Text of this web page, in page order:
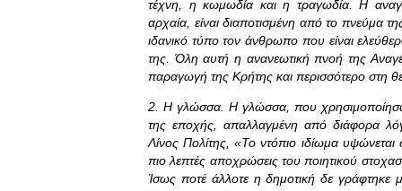
τέχνη, η κωμωδία και η τραγωδία. Η
αρχαία, είναι διαποτισμένη από το πνεύμα
ιδανικό τύπο τον άνθρωπο που είναι
της. Όλη αυτή η ανανεωτική πνοή της
παραγωγή της Κρήτης και περισσότερο στη
2. Η γλώσσα. Η γλώσσα, που χρησιμοποίησαν
της εποχής, απαλλαγμένη από διάφορα
Λίνος Πολίτης, «Το ντόπιο ιδίωμα
πιο λεπτές αποχρώσεις του ποιητικού
Ίσως ποτέ άλλοτε η δημοτική δε γράφτηκε